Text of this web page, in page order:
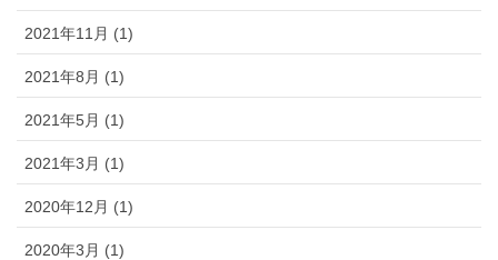
2021年11月 (1)
2021年8月 (1)
2021年5月 (1)
2021年3月 (1)
2020年12月 (1)
2020年3月 (1)